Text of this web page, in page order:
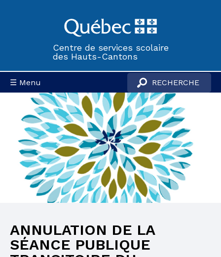
Centre de services scolaire
des Hauts-Cantons
☰ Menu
ANNULATION DE LA
SÉANCE PUBLIQUE